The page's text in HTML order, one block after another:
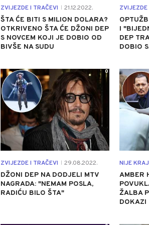
ZVIJEZDE I TRAČEVI 21.12.2022.
ŠTA ĆE BITI S MILION DOLARA?
OTKRIVENO ŠTA ĆE DŽONI DEP
S NOVCEM KOJI JE DOBIO OD
BIVŠE NA SUDU
ZVIJEZDE
I
DEP
DOBIO
ZVIJEZDE I TRAČEVI 29.08.2022.
DŽONI DEP NA DODJELI MTV
NAGRADA: "NEMAM POSLA,
RADIĆU BILO ŠTA"
0
NIJE KRAJ
AMBER
ŽALBA
DOKAZI